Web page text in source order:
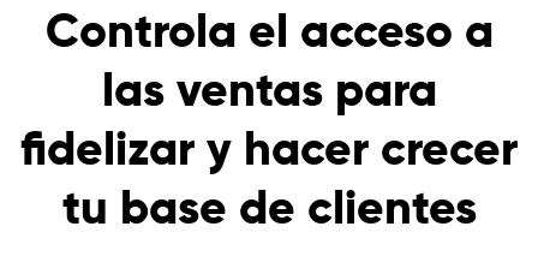
Generalidades del producto
Cómo funciona Queue-it
Integraciones
Experiencia de usuario
Bots y abusos
Control del tráfico
Soluciones
Lanzamientos de productos
Entradas online
Registros públicos
Inscripciones educativas
Precio
Recursos
Controla el acceso a
las ventas para
fidelizar y hacer crecer
tu base de clientes